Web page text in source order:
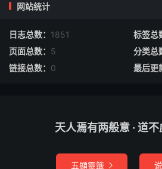
飞刃为害
飞刃星辰阳刃乡，刃星
破碎限凶
破碎星辰不出宫，那堪
网站统计
日志总数： 1851 标签总
页面总数： 5 分类总
链接总数： 0 最后更
天人焉有两般意 · 道
五顯靈籤 